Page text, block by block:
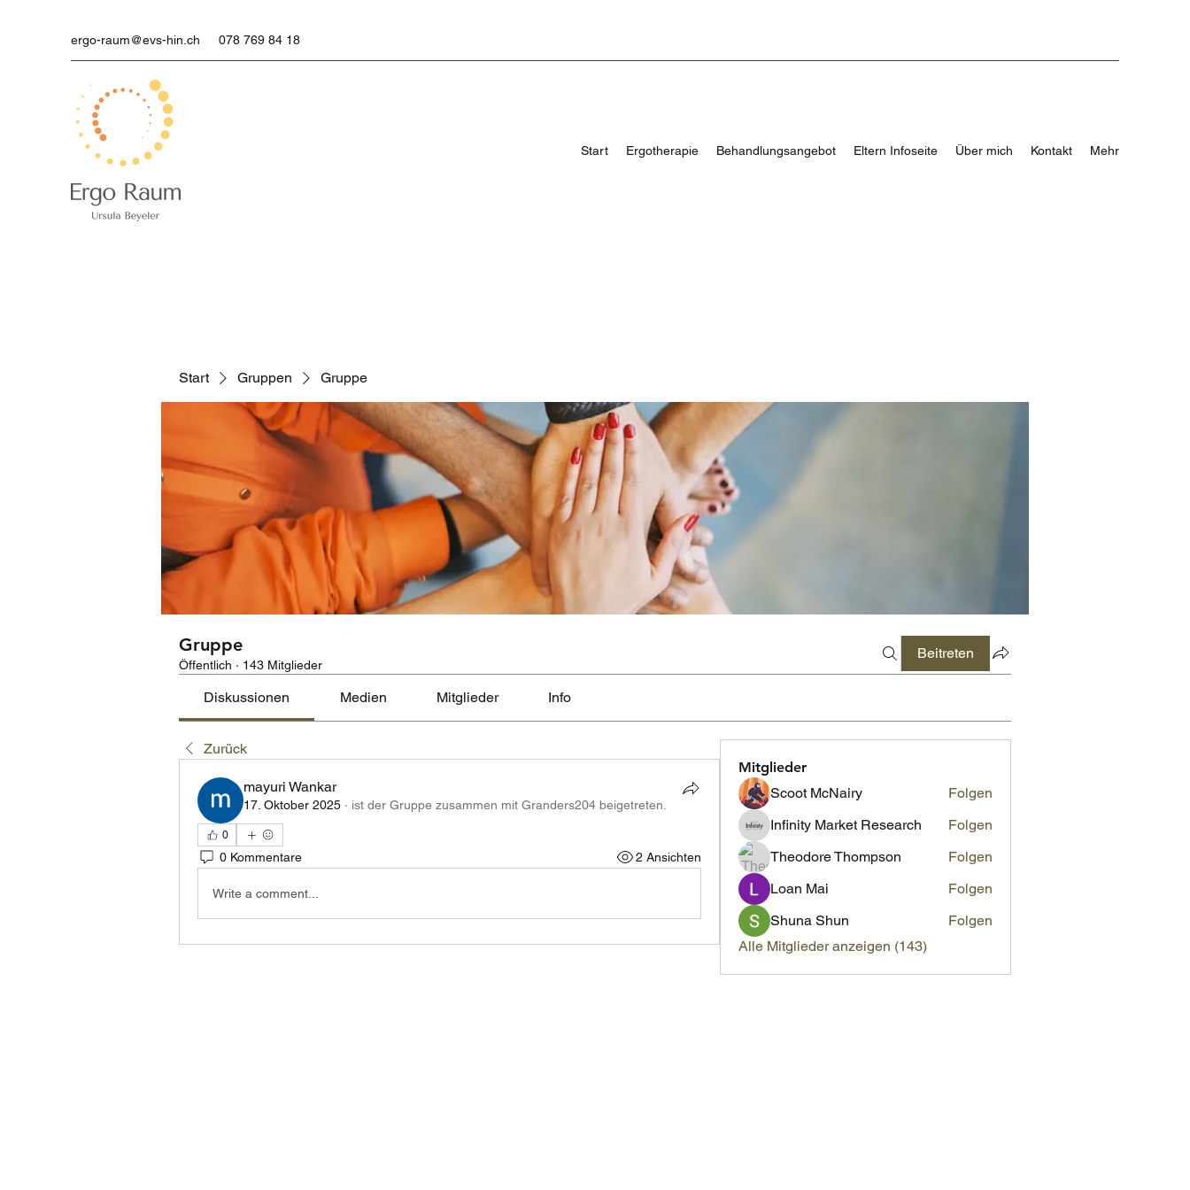
ergo-raum@evs-hin.ch 078 769 84 18
Start Ergotherapie Behandlungsangebot Eltern Infoseite Über mich Kontakt Mehr
Start Gruppen Gruppe
Gruppe
Öffentlich · 143 Mitglieder
Beitreten
Diskussionen Medien Mitglieder Info
Zurück
mayuri Wankar
17. Oktober 2025 · ist der Gruppe zusammen mit Granders204 beigetreten
0
0 Kommentare 2 Ansichten
Write a comment...
Mitglieder
Scoot McNairy
Folgen
Infinity Market Research
Folgen
Theodore Thompson
Folgen
Loan Mai
Folgen
Shuna Shun
Folgen
Alle Mitglieder anzeigen (143)